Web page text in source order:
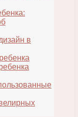
в